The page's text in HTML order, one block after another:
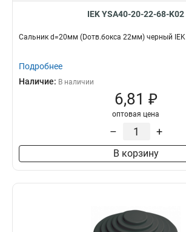
IEK YSA40-20-22-68-K02
Сальник d=20мм (Dотв.бокса 22мм) черный IEK
Подробнее
Наличие: В наличии
6,81 ₽
оптовая цена
– +
В корзину